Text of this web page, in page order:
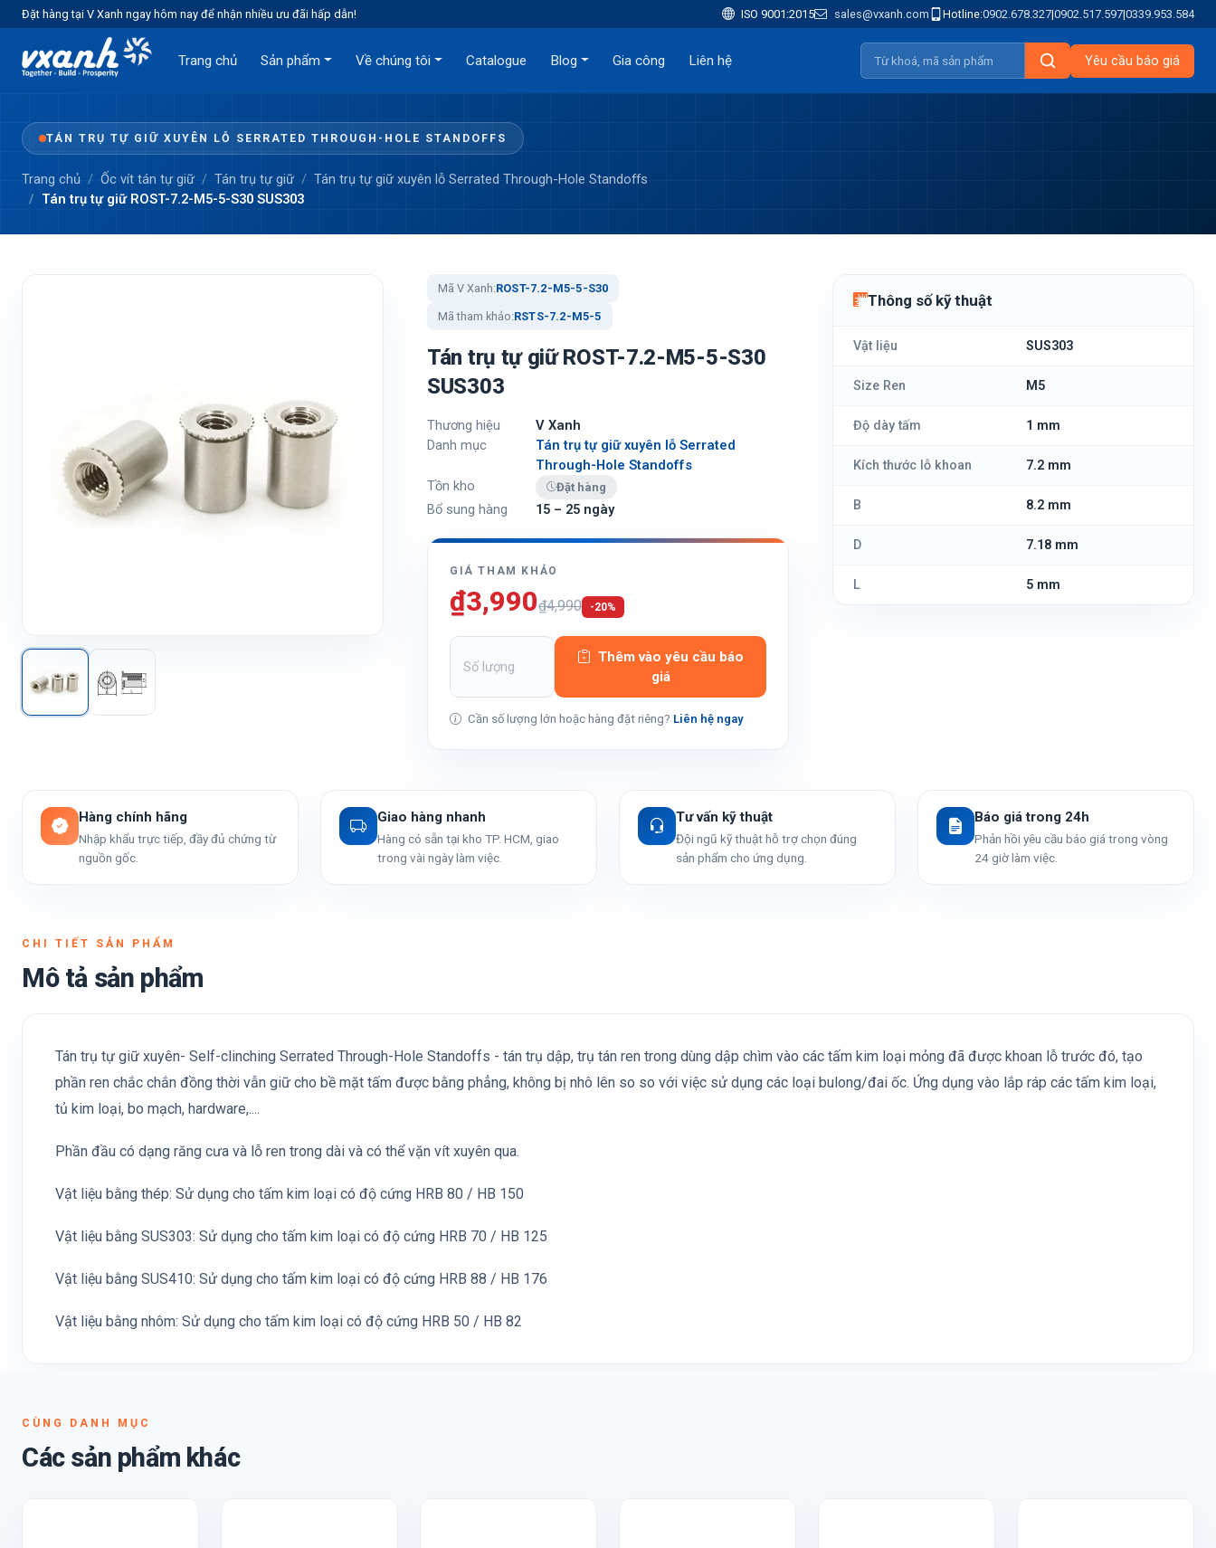
Đặt hàng tại V Xanh ngay hôm nay để nhận nhiều ưu đãi hấp dẫn! ISO 9001:2015 sales@vxanh.com Hotline:0902.678.327|0902.517.597|0339.953.584
Trang chủ Sản phẩm Về chúng tôi Catalogue Blog Gia công Liên hệ Yêu cầu báo giá
TÁN TRỤ TỰ GIỮ XUYÊN LỖ SERRATED THROUGH-HOLE STANDOFFS
Trang chủ Ốc vít tán tự giữ Tán trụ tự giữ
Tán trụ tự giữ xuyên lỗ Serrated Through-Hole Standoffs
Tán trụ tự giữ ROST-7.2-M5-5-S30 SUS303
Mã V Xanh:ROST-7.2-M5-5-S30
Mã tham khảo:RSTS-7.2-M5-5
Tán trụ tự giữ ROST-7.2-M5-5-S30
SUS303
Thương hiệu
V Xanh
Danh mục
Tán trụ tự giữ xuyên lỗ Serrated
Through-Hole Standoffs
Tồn kho
Đặt hàng
Bổ sung hàng 15 – 25 ngày
GIÁ THAM KHẢO
₫3,990₫4,990 -20%
Thêm vào yêu cầu báo
giá
Cần số lượng lớn hoặc hàng đặt riêng? Liên hệ ngay
Thông số kỹ thuật
Vật liệu SUS303
Size Ren M5
Độ dày tấm 1 mm
Kích thước lỗ khoan 7.2 mm
B 8.2 mm
D 7.18 mm
L 5 mm
Hàng chính hãng
Nhập khẩu trực tiếp, đầy đủ chứng từ
nguồn gốc.
Giao hàng nhanh
Hàng có sẵn tại kho TP. HCM, giao
trong vài ngày làm việc.
Tư vấn kỹ thuật
Đội ngũ kỹ thuật hỗ trợ chọn đúng
sản phẩm cho ứng dụng.
Báo giá trong 24h
Phản hồi yêu cầu báo giá trong vòng
24 giờ làm việc.
CHI TIẾT SẢN PHẨM
Mô tả sản phẩm
Tán trụ tự giữ xuyên- Self-clinching Serrated Through-Hole Standoffs - tán trụ dập, trụ tán ren trong dùng dập chìm vào các tấm kim loại mỏng đã được khoan lỗ trước đó, tạo
phần ren chắc chắn đồng thời vẫn giữ cho bề mặt tấm được bằng phẳng, không bị nhô lên so so với việc sử dụng các loại bulong/đai ốc. Ứng dụng vào lắp ráp các tấm kim loại,
tủ kim loại, bo mạch, hardware,....
Phần đầu có dạng răng cưa và lỗ ren trong dài và có thể vặn vít xuyên qua.
Vật liệu bằng thép: Sử dụng cho tấm kim loại có độ cứng HRB 80 / HB 150
Vật liệu bằng SUS303: Sử dụng cho tấm kim loại có độ cứng HRB 70 / HB 125
Vật liệu bằng SUS410: Sử dụng cho tấm kim loại có độ cứng HRB 88 / HB 176
Vật liệu bằng nhôm: Sử dụng cho tấm kim loại có độ cứng HRB 50 / HB 82
CÙNG DANH MỤC
Các sản phẩm khác